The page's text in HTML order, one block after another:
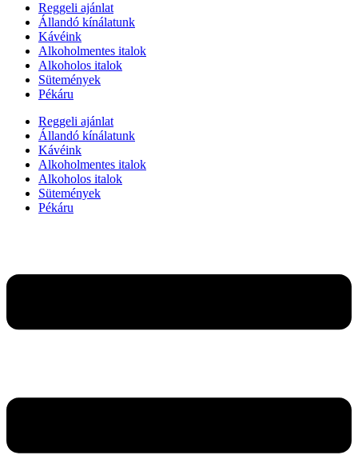
Reggeli ajánlat
Állandó kínálatunk
Kávéink
Alkoholmentes italok
Alkoholos italok
Sütemények
Pékáru
Reggeli ajánlat
Állandó kínálatunk
Kávéink
Alkoholmentes italok
Alkoholos italok
Sütemények
Pékáru